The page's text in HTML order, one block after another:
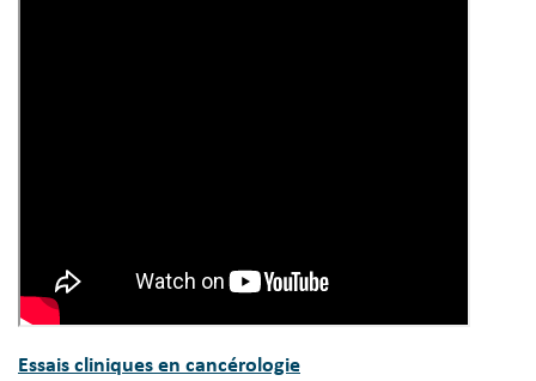
Essais cliniques en cancérologie